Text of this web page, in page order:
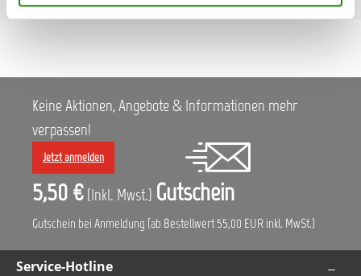
Keine Aktionen, Angebote & Informationen mehr
verpassen!
Jetzt anmelden
5,50 € (Inkl. Mwst.) Gutschein
Gutschein bei Anmeldung (ab Bestellwert 55,00 EUR inkl. MwSt.)
Service-Hotline